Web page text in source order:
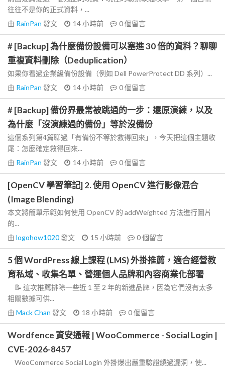
往往不是你的正式資料，...
由 RainPan 發文 14 小時前 0個留言
# [Backup] 為什麼備份設備可以塞進 30 倍的資料？聊聊
重複資料刪除（Deduplication）
如果你看過企業級備份設備（例如 Dell PowerProtect DD 系列）...
由 RainPan 發文 14 小時前 0個留言
# [Backup] 備份界最常被跳過的一步：還原演練，以及
為什麼「沒演練過的備份」等於沒備份
這個系列第4篇聊過「有備份不等於救得回來」，今天把這個主題收
尾：怎麼確定救得回來...
由 RainPan 發文 14 小時前 0個留言
[OpenCV 學習筆記] 2. 使用 OpenCV 進行影像混合
(Image Blending)
本文將簡單示範如何使用 OpenCV 的 addWeighted 方法進行圖片
的...
由 logohow1020發文 15 小時前 0個留言
5 個 WordPress 線上課程 (LMS) 外掛推薦，適合經營教
育私域、收集名單、營運個人品牌和內容商業化部署
📝 這次推薦排除一些近 1 至 2 年的新進品牌，因為它們沒有太多
相關數據可供...
由 Mack Chan 發文 18 小時前 0個留言
Wordfence 資安通報 | WooCommerce - Social Login |
CVE-2026-8457
WooCommerce Social Login 外掛爆出嚴重驗證繞過漏洞，使...